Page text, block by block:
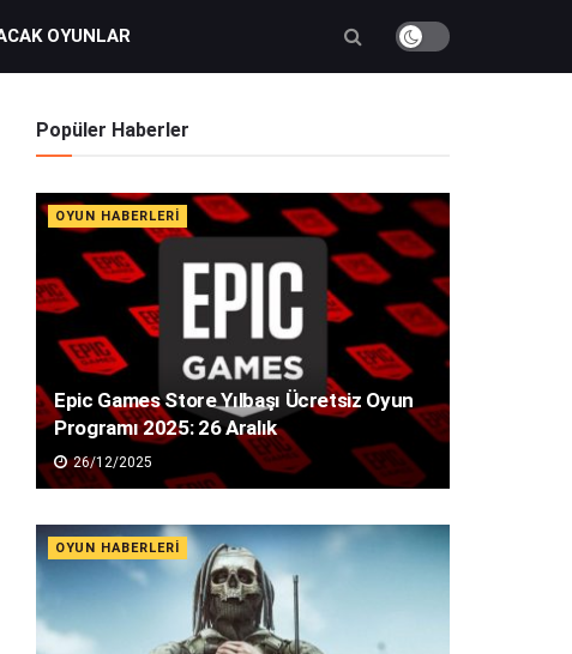
OYUNLAR
Popüler Haberler
OYUN HABERLERI
Epic Games Store Yılbaşı Ücretsiz Oyun
Programı 2025: 26 Aralık
26/12/2025
OYUN HABERLERI